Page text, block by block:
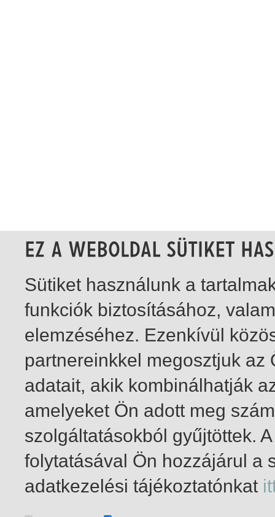
1-5 / összesen 5 találat
Sütiket használunk a
funkciók biztosításához,
elemzéséhez. Ezenkívül
partnereinkkel megosztjuk
adatait, akik kombinálhatják
amelyeket Ön adott meg
szolgáltatásokból gyűjtöttek.
folytatásával Ön hozzájárul a
adatkezelési tájékoztatónkat